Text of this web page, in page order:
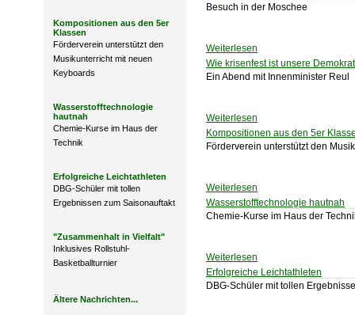
Kompositionen aus den 5er
Klassen
Förderverein unterstützt den
Musikunterricht mit neuen
Keyboards
Wasserstofftechnologie
hautnah
Chemie-Kurse im Haus der
Technik
Erfolgreiche Leichtathleten
DBG-Schüler mit tollen
Ergebnissen zum Saisonauftakt
"Zusammenhalt in Vielfalt"
Inklusives Rollstuhl-
Basketballturnier
Ältere Nachrichten...
Besuch in der Moschee
Weiterlesen
Wie krisenfest ist unsere
Ein Abend mit Innenminister Reul
Weiterlesen
Kompositionen aus den 5er
Förderverein unterstützt den
Weiterlesen
Wasserstofftechnologie hautnah
Chemie-Kurse im Haus der
Weiterlesen
Erfolgreiche Leichtathleten
DBG-Schüler mit tollen